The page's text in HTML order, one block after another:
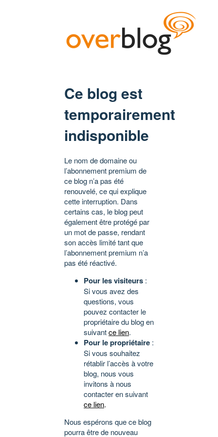
Ce blog est
temporairement
indisponible
Le nom de domaine ou
l’abonnement premium de
ce blog n’a pas été
renouvelé, ce qui explique
cette interruption. Dans
certains cas, le blog peut
également être protégé par
un mot de passe, rendant
son accès limité tant que
l’abonnement premium n’a
pas été réactivé.
Pour les visiteurs :
Si vous avez des
questions, vous
pouvez contacter le
propriétaire du blog en
suivantce lien.
Pour le propriétaire :
Si vous souhaitez
rétablir l’accès à votre
blog, nous vous
invitons à nous
contacter en suivant
ce lien.
Nous espérons que ce blog
pourra être de nouveau